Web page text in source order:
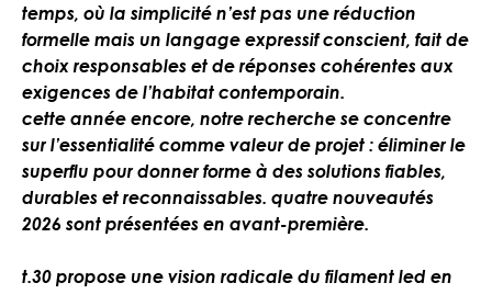
temps, où la simplicité n’est pas une réduction
formelle mais un langage expressif conscient, fait de
choix responsables et de réponses cohérentes aux
exigences de l’habitat contemporain.
cette année encore, notre recherche se concentre
sur l’essentialité comme valeur de projet : éliminer le
superflu pour donner forme à des solutions fiables,
durables et reconnaissables. quatre nouveautés
2026 sont présentées en avant-première.
t.30 propose une vision radicale du filament led en